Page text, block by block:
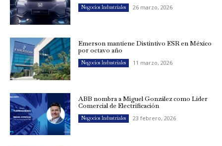
Negocios Industriales 26 marzo, 2026
Emerson mantiene Distintivo ESR en México
por octavo año
Negocios Industriales 11 marzo, 2026
ABB nombra a Miguel González como Líder
Comercial de Electrificación
Negocios Industriales 23 febrero, 2026